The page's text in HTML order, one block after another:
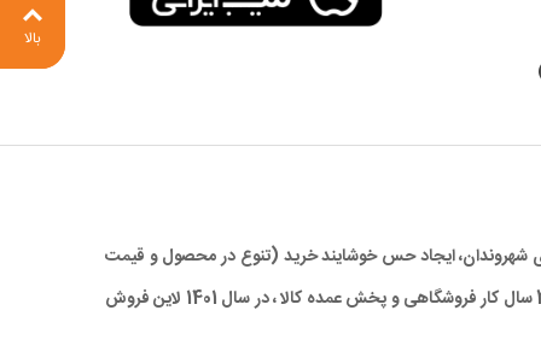
شهروندان، ایجاد حس خوشایند خرید (تنوع در محصول و قیمت
مناسب)، صرفه جویی در زمان و در نهایت کاهش ترددهای درون شهری، با ارائه کالاهای با کیفیت بالا و همچنین قیمتی مناسب و رقابتی ، با تجربه 28 سال کار فروشگاهی و پخش عمده کالا ، در سال 1401 لاین فروش
بالا